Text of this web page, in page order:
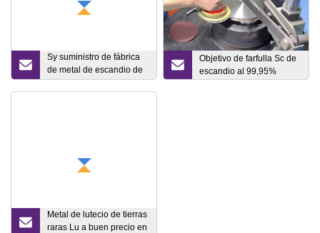
Sy suministro de fábrica
de metal de escandio de
alta pureza 99,9% metal
Objetivo de farfulla Sc de
escandio al 99,95%
Metal de lutecio de tierras
raras Lu a buen precio en